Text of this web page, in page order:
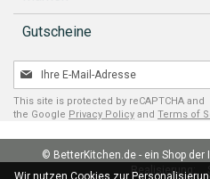
Gutscheine
Melden
Sie
sich
für
unseren
Newsletter
an:
This site is protected by reCAPTCHA and
the Google Privacy Policy and Terms of
Wir nutzen Cookies zur
© BetterKitchen.de - ein Shop der
Realisierung: